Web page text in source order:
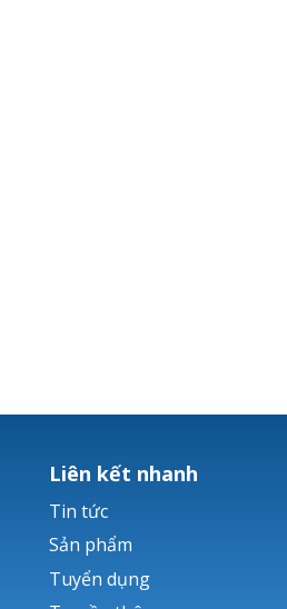
Liên kết nhanh
Tin tức
Sản phẩm
Tuyển dụng